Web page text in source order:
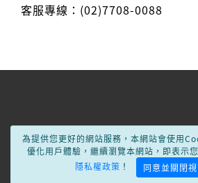
客服專線：(02)7708-0088
為提供您更好的網站服務，本網站會使用
優化用戶體驗，繼續瀏覽本網站，即表示
隱私權政策 ！ 同意並關閉